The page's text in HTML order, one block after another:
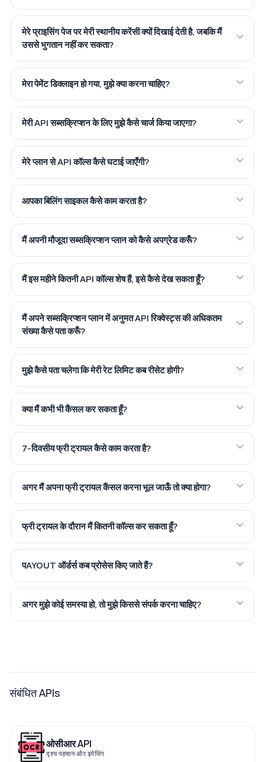
मेरे प्राइसिंग पेज पर मेरी स्थानीय करेंसी क्यों दिखाई देती है, जबकि मैं
उससे भुगतान नहीं कर सकता?
मेरा पेमेंट डिक्लाइन हो गया, मुझे क्या करना चाहिए?
मेरी API सब्सक्रिप्शन के लिए मुझे कैसे चार्ज किया जाएगा?
मेरे प्लान से API कॉल्स कैसे घटाई जाएँगी?
आपका बिलिंग साइकल कैसे काम करता है?
मैं अपनी मौजूदा सब्सक्रिप्शन प्लान को कैसे अपग्रेड करूँ?
मैं इस महीने कितनी API कॉल्स शेष हैं, इसे कैसे देख सकता हूँ?
मैं अपने सब्सक्रिप्शन प्लान में अनुमत API रिक्वेस्ट्स की अधिकतम
संख्या कैसे पता करूँ?
मुझे कैसे पता चलेगा कि मेरी रेट लिमिट कब रीसेट होगी?
क्या मैं कभी भी कैंसल कर सकता हूँ?
7-दिवसीय फ्री ट्रायल कैसे काम करता है?
अगर मैं अपना फ्री ट्रायल कैंसल करना भूल जाऊँ तो क्या होगा?
फ्री ट्रायल के दौरान मैं कितनी कॉल्स कर सकता हूँ?
पAYOUT ऑर्डर्स कब प्रोसेस किए जाते हैं?
अगर मुझे कोई समस्या हो, तो मुझे किससे संपर्क करना चाहिए?
संबंधित APIs
ओसीआर API
दृश्य पहचान और इमेजिंग